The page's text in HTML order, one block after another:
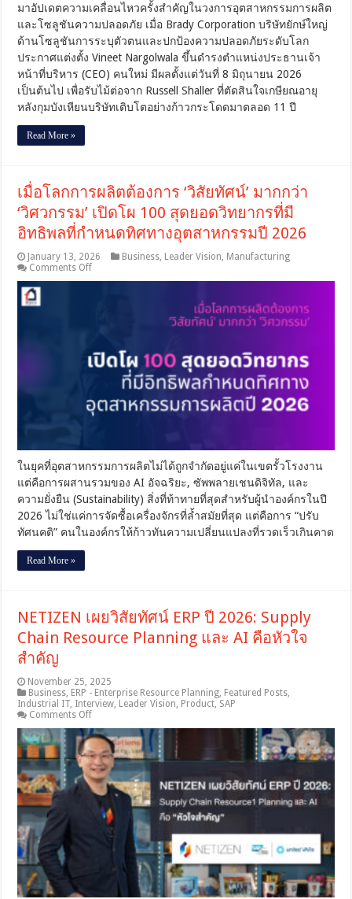
ซี
อีโอ
ต่อ
ยุค
ทอง
11
ประวัติศาสตร์
Honeywell
PSS
มาอัปเดตความเคลื่อนไหวครั้งสำคัญในวงการอุตสาหกรรมการผลิต
และโซลูชันความปลอดภัย เมื่อ Brady Corporation บริษัทยักษ์ใหญ่
ด้านโซลูชันการระบุตัวตนและปกป้องความปลอดภัยระดับโลก
ประกาศแต่งตั้ง Vineet Nargolwala ขึ้นดำรงตำแหน่งประธานเจ้า
หน้าที่บริหาร (CEO) คนใหม่ มีผลตั้งแต่วันที่ 8 มิถุนายน 2026
เป็นต้นไป เพื่อรับไม้ต่อจาก Russell Shaller ที่ตัดสินใจเกษียณอายุ
หลังกุมบังเหียนบริษัทเติบโตอย่างก้าวกระโดดมาตลอด 11 ปี
Read More »
เมื่อโลกการผลิตต้องการ ‘วิสัยทัศน์’ มากกว่า
‘วิศวกรรม’ เปิดโผ 100 สุดยอดวิทยากรที่มี
อิทธิพลที่กำหนดทิศทางอุตสาหกรรมปี 2026
January 13, 2026 Business, Leader Vision, Manufacturing
Comments Offon
เมื่อ
‘วิสัย
ทัศน์’
มากกว่า
‘วิศวกรรม’
เปิด
ยอด
วิทยากร
ที่
มี
อิทธิพล
2026
ในยุคที่อุตสาหกรรมการผลิตไม่ได้ถูกจำกัดอยู่แค่ในเขตรั้วโรงงาน
แต่คือการผสานรวมของ AI อัจฉริยะ, ซัพพลายเชนดิจิทัล, และ
ความยั่งยืน (Sustainability) สิ่งที่ท้าทายที่สุดสำหรับผู้นำองค์กรในปี
2026 ไม่ใช่แค่การจัดซื้อเครื่องจักรที่ล้ำสมัยที่สุด แต่คือการ “ปรับ
ทัศนคติ” คนในองค์กรให้ก้าวทันความเปลี่ยนแปลงที่รวดเร็วเกินคาด
Read More »
NETIZEN เผยวิสัยทัศน์ ERP ปี 2026: Supply
Chain Resource Planning และ AI คือหัวใจ
สำคัญ
November 25, 2025
Business, ERP - Enterprise Resource Planning, Featured Posts,
Industrial IT, Interview, Leader Vision, Product, SAP
Comments Offon
เผย
วิสัย
ทัศน์
ERP
ปี
2026:
Supply
Chain
Resource
Planning